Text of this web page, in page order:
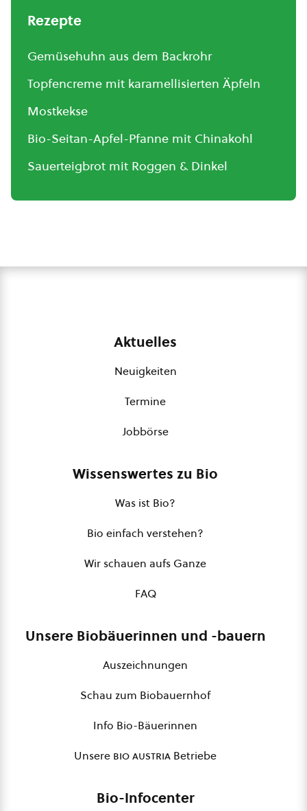
Rezepte
Gemüsehuhn aus dem Backrohr
Topfencreme mit karamellisierten Äpfeln
Mostkekse
Bio-Seitan-Apfel-Pfanne mit Chinakohl
Sauerteigbrot mit Roggen & Dinkel
Aktuelles
Neuigkeiten
Termine
Jobbörse
Wissenswertes zu Bio
Was ist Bio?
Bio einfach verstehen?
Wir schauen aufs Ganze
FAQ
Unsere Biobäuerinnen und -bauern
Auszeichnungen
Schau zum Biobauernhof
Info Bio-Bäuerinnen
Unsere bio austria Betriebe
Bio-Infocenter